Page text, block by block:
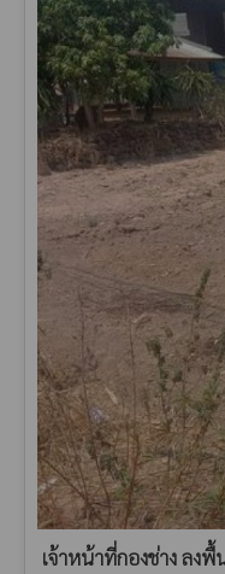
เจ้าหน้าที่กองช่าง ลง